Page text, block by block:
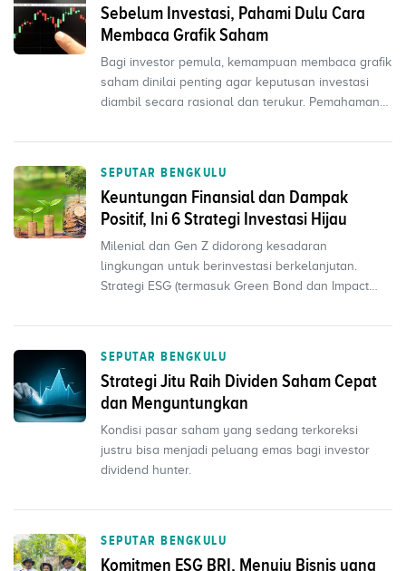
Sebelum Investasi, Pahami Dulu Cara
Membaca Grafik Saham
Bagi investor pemula, kemampuan membaca grafik
saham dinilai penting agar keputusan investasi
diambil secara rasional dan terukur. Pemahaman
SEPUTAR BENGKULU
Keuntungan Finansial dan Dampak
Positif, Ini 6 Strategi Investasi Hijau
Milenial dan Gen Z didorong kesadaran
lingkungan untuk berinvestasi berkelanjutan.
Strategi ESG (termasuk Green Bond dan Impact
SEPUTAR BENGKULU
Strategi Jitu Raih Dividen Saham Cepat
dan Menguntungkan
Kondisi pasar saham yang sedang terkoreksi
justru bisa menjadi peluang emas bagi investor
dividend hunter.
SEPUTAR BENGKULU
Komitmen ESG BRI, Menuju Bisnis yang